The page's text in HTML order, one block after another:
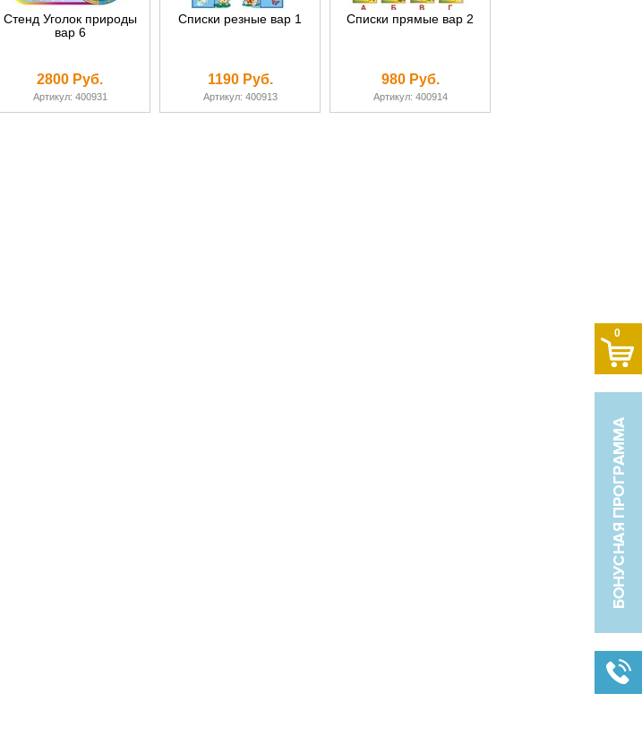
Стенд Уголок природы
вар 6
2800 Руб.
Артикул: 400931
Списки резные вар 1
1190 Руб.
Артикул: 400913
Списки прямые вар 2
980 Руб.
Артикул: 400914
0